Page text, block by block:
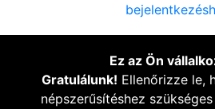
Ez az Ön
Gratulálunk! Ellenőrizze le,
népszerűsítéshez